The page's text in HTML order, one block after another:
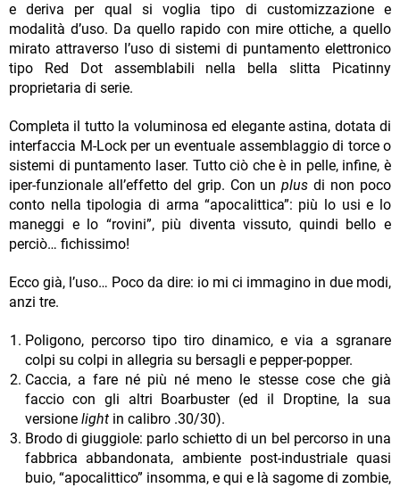
e deriva per qual si voglia tipo di customizzazione e
modalità d’uso. Da quello rapido con mire ottiche, a quello
mirato attraverso l’uso di sistemi di puntamento elettronico
tipo Red Dot assemblabili nella bella slitta Picatinny
proprietaria di serie.
Completa il tutto la voluminosa ed elegante astina, dotata di
interfaccia M-Lock per un eventuale assemblaggio di torce o
sistemi di puntamento laser. Tutto ciò che è in pelle, infine, è
iper-funzionale all’effetto del grip. Con unplus di non poco
conto nella tipologia di arma “apocalittica”: più lo usi e lo
maneggi e lo “rovini”, più diventa vissuto, quindi bello e
perciò… fichissimo!
Ecco già, l’uso… Poco da dire: io mi ci immagino in due modi,
anzi tre.
Poligono, percorso tipo tiro dinamico, e via a sgranare
colpi su colpi in allegria su bersagli e pepper-popper.
Caccia, a fare né più né meno le stesse cose che già
faccio con gli altri Boarbuster (ed il Droptine, la sua
versione lightin calibro .30/30).
Brodo di giuggiole: parlo schietto di un bel percorso in una
fabbrica abbandonata, ambiente post-industriale quasi
buio, “apocalittico” insomma, e qui e là sagome di zombie,